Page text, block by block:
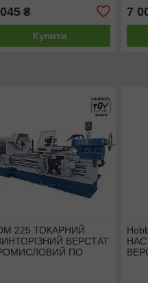
₴
Купити
7
225 ТОКАРНИЙ
ВЕРСТАТ
ПО